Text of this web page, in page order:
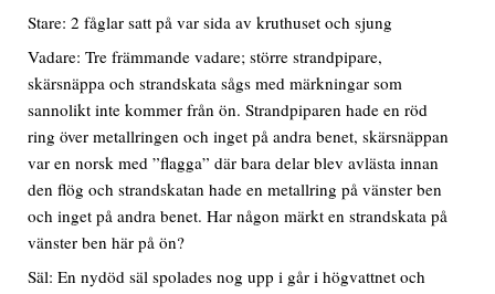
Stare: 2 fåglar satt på var sida av kruthuset och sjung
Vadare: Tre främmande vadare; större strandpipare,
skärsnäppa och strandskata sågs med märkningar som
sannolikt inte kommer från ön. Strandpiparen hade en röd
ring över metallringen och inget på andra benet, skärsnäppan
var en norsk med ”flagga” där bara delar blev avlästa innan
den flög och strandskatan hade en metallring på vänster ben
och inget på andra benet. Har någon märkt en strandskata på
vänster ben här på ön?
Säl: En nydöd säl spolades nog upp i går i högvattnet och